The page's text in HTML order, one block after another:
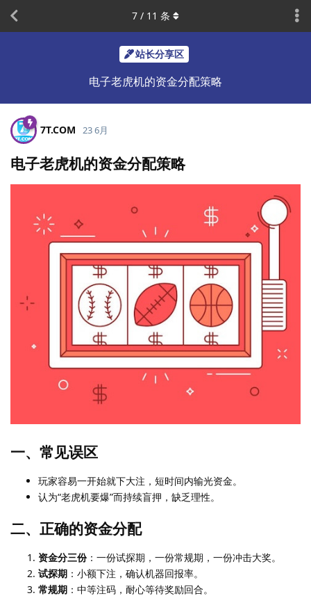
站长分享区
电子老虎机的资金分配策略
7 / 11 条
7T.​COM 23 6月
电子老虎机的资金分配策略
一、常见误区
玩家容易一开始就下大注，短时间内输光资金。
认为“老虎机要爆”而持续盲押，缺乏理性。
二、正确的资金分配
资金分三份：一份试探期，一份常规期，一份冲击大奖。
试探期 ：小额下注，确认机器回报率。
常规期 ：中等注码，耐心等待奖励回合。